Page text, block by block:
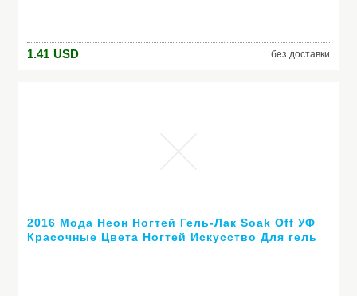
1.41 USD без доставки
2016 Мода Неон Ногтей Гель-Лак Soak Off УФ
Красочные Цвета Ногтей Искусство Для гель